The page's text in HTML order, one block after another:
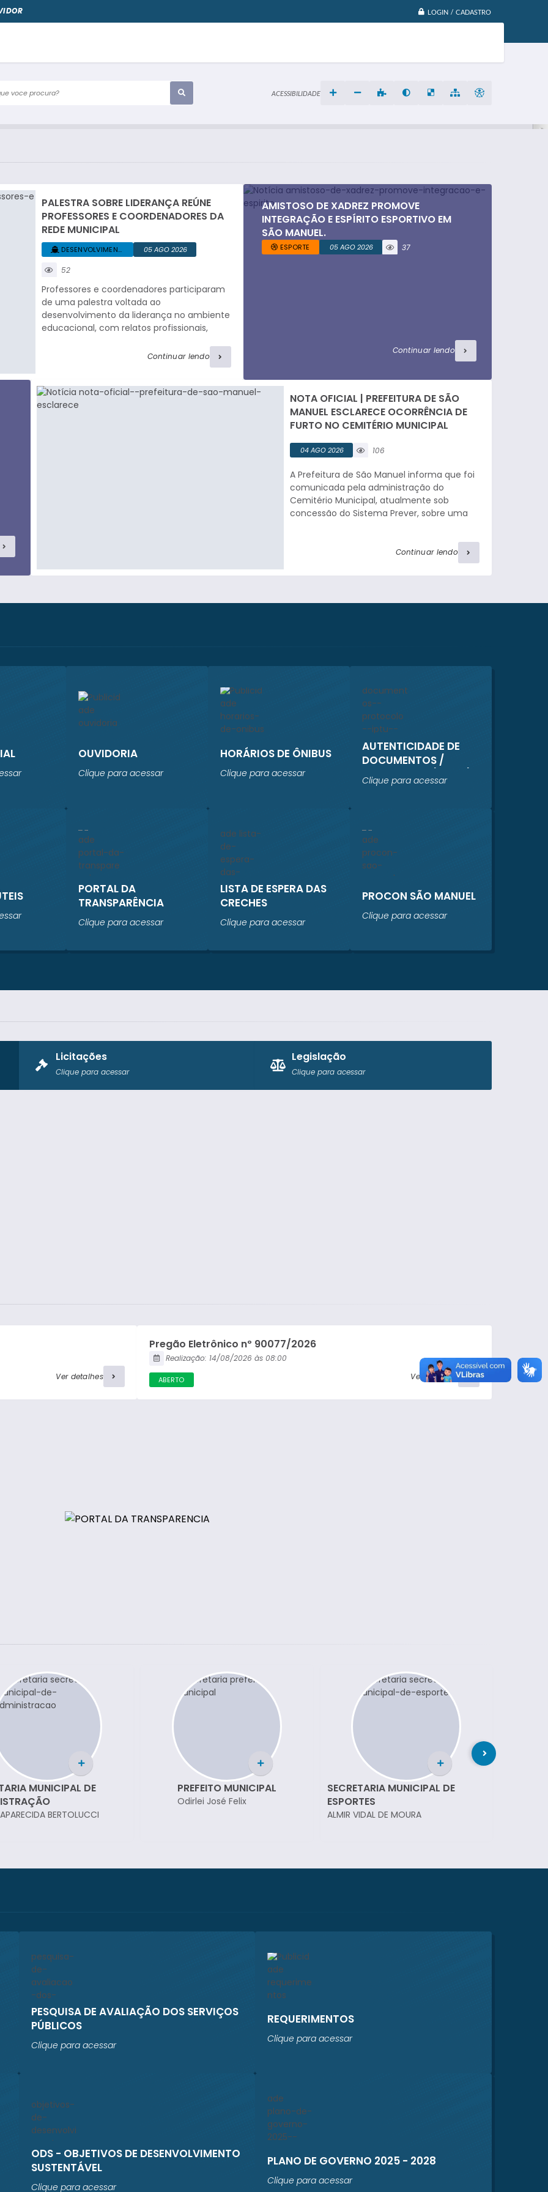
LOGIN / CADASTRO
voce procura? ACESSIBILIDADE
PALESTRA SOBRE LIDERANÇA REÚNE
PROFESSORES E COORDENADORES DA
REDE MUNICIPAL
05 AGO 2026
DESENVOLVIMENTO... +1
52
visualizaç
ões
Professores e coordenadores participaram
de uma palestra voltada ao
desenvolvimento da liderança no ambiente
educacional, com relatos profissionais,
integração. César Ribeiro, Consultor e
Facilitador do Sebrae, iniciou o encontro
compartilhando sua trajetória em cargos
de liderança. O palestrante destacou a
Continuar lendo
AMISTOSO DE XADREZ PROMOVE
INTEGRAÇÃO E ESPÍRITO ESPORTIVO EM
SÃO MANUEL.
05 AGO 2026
ESPORTE
37
Continuar lendo
NOTA OFICIAL | PREFEITURA DE SÃO
MANUEL ESCLARECE OCORRÊNCIA DE
FURTO NO CEMITÉRIO MUNICIPAL
04 AGO 2026
106
ões
A Prefeitura de São Manuel informa que foi
comunicada pela administração do
Cemitério Municipal, atualmente sob
concessão do Sistema Prever, sobre uma
dependências do cemitério nesta semana.
De acordo com as informações repassadas
violado. A administração do Sistema Prever
Continuar lendo
OUVIDORIA
Clique para acessar
HORÁRIOS DE ÔNIBUS
Clique para acessar
AUTENTICIDADE DE
DOCUMENTOS /
PROTOCOLO / IPTU /
ISS TAXAS /
Clique para acessar
PORTAL DA
TRANSPARÊNCIA
Clique para acessar
LISTA DE ESPERA DAS
CRECHES
Clique para acessar
PROCON SÃO MANUEL
Clique para acessar
Licitações
Clique para acessar
Legislação
Clique para acessar
Ver detalhes
Pregão Eletrônico nº 90077/2026
ABERTO
Realização: 14/08/2026
08:00
Ver detalhes
MUNICIPAL DE
BERTOLUCCI
PREFEITO MUNICIPAL
Odirlei José Felix
SECRETARIA MUNICIPAL DE
ESPORTES
ALMIR VIDAL DE MOURA
PESQUISA DE AVALIAÇÃO DOS SERVIÇOS
PÚBLICOS
Clique para acessar
REQUERIMENTOS
Clique para acessar
ODS - OBJETIVOS DE DESENVOLVIMENTO
SUSTENTÁVEL
Clique para acessar
PLANO DE GOVERNO 2025 - 2028
Clique para acessar